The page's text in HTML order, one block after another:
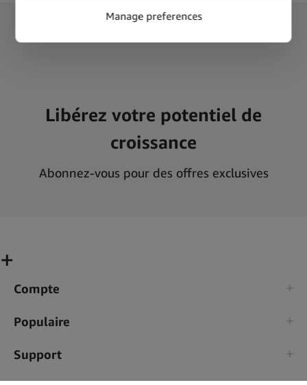
Libérez votre potentiel de
croissance
Abonnez-vous pour des offres exclusives
Compte
Populaire
Support